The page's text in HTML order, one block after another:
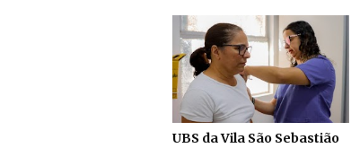
UBS da Vila São Sebastião